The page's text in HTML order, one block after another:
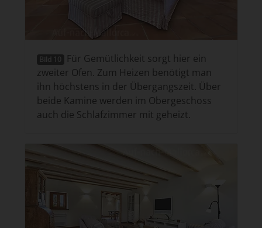
Bild 10
Für Gemütlichkeit sorgt hier ein
zweiter Ofen. Zum Heizen benötigt man
ihn höchstens in der Übergangszeit. Über
beide Kamine werden im Obergeschoss
auch die Schlafzimmer mit geheizt.